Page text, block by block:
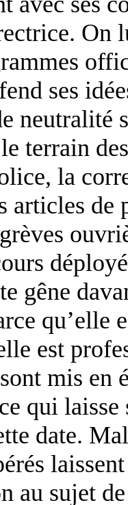
On
ses
neutralité
terrain
la
articles de
gêne
qu’elle
est
mis en
qui
date.
au sujet